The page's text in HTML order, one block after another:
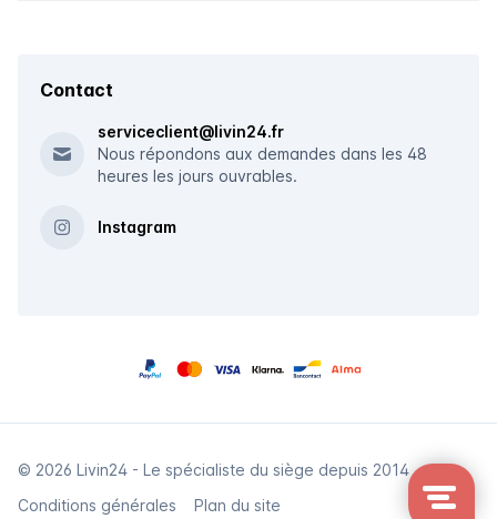
Contact
serviceclient@livin24.fr
Nous répondons aux demandes dans les 48
heures les jours ouvrables.
Instagram
© 2026 Livin24 - Le spécialiste du siège depuis 2014
Conditions générales
Plan du site